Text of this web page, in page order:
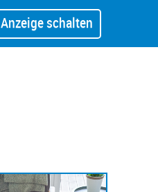
Anzeige schalten